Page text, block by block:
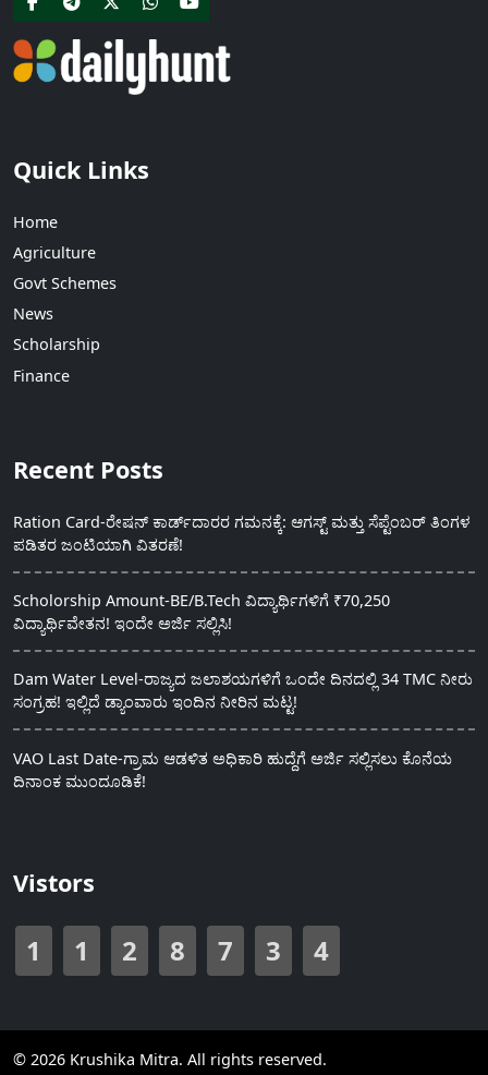
Quick Links
Home
Agriculture
Govt Schemes
News
Scholarship
Finance
Recent Posts
Ration Card-ರೇಷನ್ ಕಾರ್ಡ್‍ದಾರರ ಗಮನಕ್ಕೆ: ಆಗಸ್ಟ್ ಮತ್ತು ಸೆಪ್ಟೆಂಬರ್ ತಿಂಗಳ
ಪಡಿತರ ಜಂಟಿಯಾಗಿ ವಿತರಣೆ!
Scholorship Amount-BE/B.Tech ವಿದ್ಯಾರ್ಥಿಗಳಿಗೆ ₹70,250
ವಿದ್ಯಾರ್ಥಿವೇತನ! ಇಂದೇ ಅರ್ಜಿ ಸಲ್ಲಿಸಿ!
Dam Water Level-ರಾಜ್ಯದ ಜಲಾಶಯಗಳಿಗೆ ಒಂದೇ ದಿನದಲ್ಲಿ 34 TMC ನೀರು
ಸಂಗ್ರಹ! ಇಲ್ಲಿದೆ ಡ್ಯಾಂವಾರು ಇಂದಿನ ನೀರಿನ ಮಟ್ಟ!
VAO Last Date-ಗ್ರಾಮ ಆಡಳಿತ ಅಧಿಕಾರಿ ಹುದ್ದೆಗೆ ಅರ್ಜಿ ಸಲ್ಲಿಸಲು ಕೊನೆಯ
ದಿನಾಂಕ ಮುಂದೂಡಿಕೆ!
Vistors
1 1 2 8 7 3 4
© 2026 Krushika Mitra. All rights reserved.